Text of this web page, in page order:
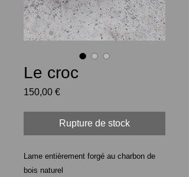
Le croc
150,00 €Prix
Rupture de stock
Lame entièrement forgé au charbon de
bois naturel